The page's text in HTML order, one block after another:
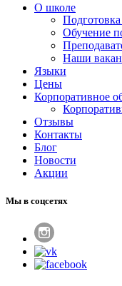
О школе
Обучение
Наши
Языки
Цены
Корпоративное
Отзывы
Контакты
Блог
Новости
Акции
Мы в соцсетях